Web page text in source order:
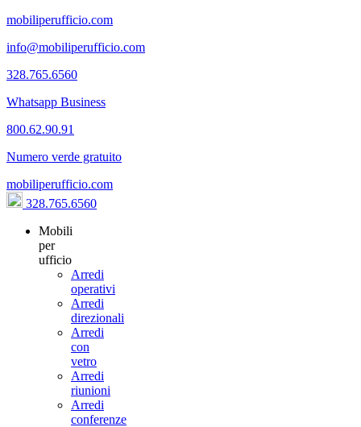
mobiliperufficio.com
info@mobiliperufficio.com
328.765.6560
Whatsapp Business
800.62.90.91
Numero verde gratuito
mobiliperufficio.com
328.765.6560
Mobili
per
ufficio
Arredi
operativi
Arredi
direzionali
Arredi
con
vetro
Arredi
riunioni
Arredi
conferenze